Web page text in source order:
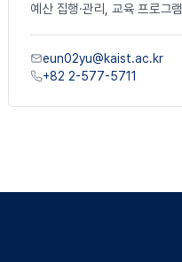
예산 집행·관리,교육 프로그램
eun02yu@kaist.ac.kr
+82 2-577-5711